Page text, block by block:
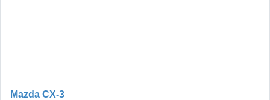
Mazda CX-3